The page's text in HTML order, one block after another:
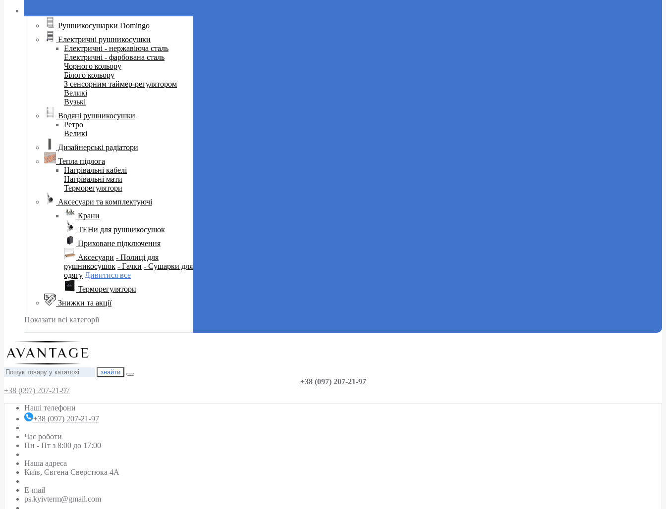
Рушникосушарки Domingo
Електричні рушникосушки
Електричні - нержавіюча сталь
Електричні - фарбована сталь
Чорного кольору
Білого кольору
З сенсорним таймер-регулятором
Великі
Вузькі
Водяні рушникосушки
Ретро
Великі
Дизайнерські радіатори
Тепла підлога
Нагрівальні кабелі
Нагрівальні мати
Терморегулятори
Аксесуари та комплектуючі
Крани
ТЕНи для рушникосушок
Приховане підключення
Аксесуари - Полиці для
рушникосушок - Гачки - Сушарки для
одягу Дивитися все
Терморегулятори
Знижки та акції
Показати всі категорії
знайти
+38 (097) 207-21-97
+38 (097) 207-21-97
Наші телефони
+38 (097) 207-21-97
Час роботи
Пн - Пт з 8:00 до 17:00
Наша адреса
Київ, Євгена Сверстюка 4А
E-mail
ps.kyivterm@gmail.com